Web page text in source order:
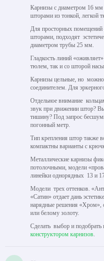
Карнизы с диаметром 16 мм
шторами из тонкой, легкой
Для просторных
шторами, подходят
диаметром трубы 25 мм.
Гладкость линий
тюлем, так и со шторой
Карнизы цельные, но
соединителем. Для
Отдельное внимание
звук при движении штор?
тишину? Под запрос
погонный метр.
Тип крепления штор также
компактны варианты с
Металлические карнизы
потолочными, модели
линейки однорядных 13 и
Модели трех оттенков.
«Сатин» отдает дань
нарядные решения «Хром»,
или белому золоту.
Сделать выбор и подобрать
конструктором карнизов.